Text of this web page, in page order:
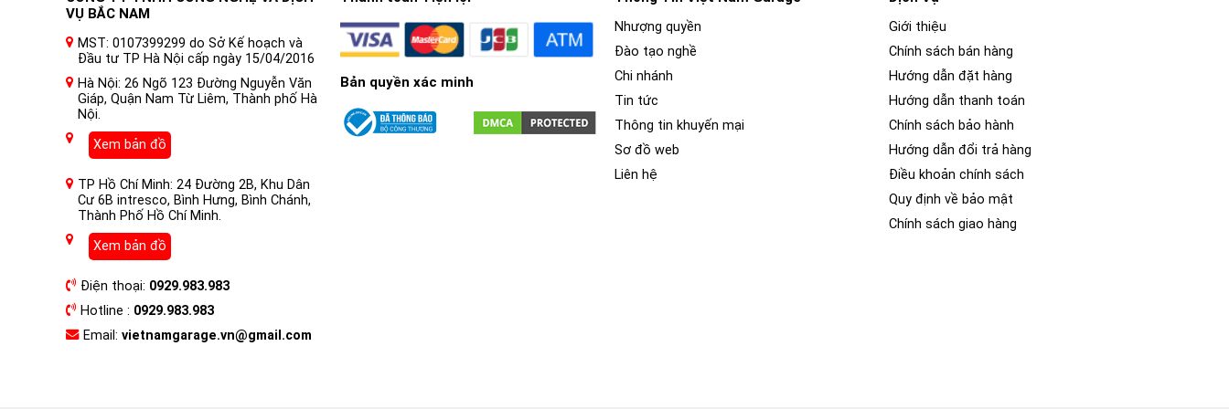
VỤ BẮC NAM
MST: 0107399299 do Sở Kế hoạch và
Đầu tư TP Hà Nội cấp ngày 15/04/2016
Hà Nội: 26 Ngõ 123 Đường Nguyễn Văn
Giáp, Quận Nam Từ Liêm, Thành phố Hà
Nội.
Xem bản đồ
TP Hồ Chí Minh: 24 Đường 2B, Khu Dân
Cư 6B intresco, Bình Hưng, Bình Chánh,
Thành Phố Hồ Chí Minh.
Xem bản đồ
Điện thoại: 0929.983.983
Hotline : 0929.983.983
Email: vietnamgarage.vn@gmail.com
Bản quyền xác minh
Nhượng quyền
Đào tạo nghề
Chi nhánh
Tin tức
Thông tin khuyến mại
Sơ đồ web
Liên hệ
Giới thiệu
Chính sách bán hàng
Hướng dẫn đặt hàng
Hướng dẫn thanh toán
Chính sách bảo hành
Hướng dẫn đổi trả hàng
Điều khoản chính sách
Quy định về bảo mật
Chính sách giao hàng